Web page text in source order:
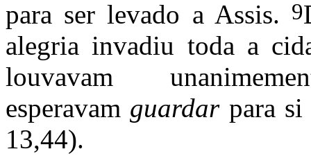
para ser levado a Assis. 9
ale­gria invadiu toda a
louvavam
esperavam guardar para
13,44).